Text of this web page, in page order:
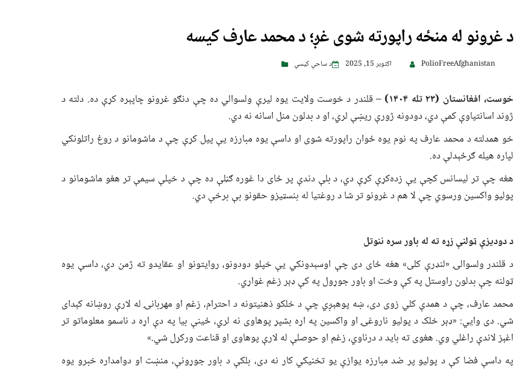
د غرونو له منځه راپورته شوی غږ؛ د محمد عارف کیسه
PolioFreeAfghanistan اکتوبر 15, 2025 د ساحې کیسې
خوست، افغانستان (۲۳تله ۱۴۰۴) – قلندر د خوست ولایت یوه لیرې ولسوالي ده چې دنګو غرونو چاپېره کړې ده. دلته د
ژوند اسانتیاوې کمې دي، دودونه ژورې ریښې لري، او د بدلون منل اسانه نه دي.
خو همدلته د محمد عارف په نوم یوه ځوان راپورته شوی او داسې یوه مبارزه یې پيل کړې چې د ماشومانو د روغ راتلونکي
لپاره هیله ګرځېدلې ده.
هغه چې تر لیسانس کچې یې زده‌کړې کړې دي، د بلې دندې پر ځای دا غوره ګڼلې ده چې د خپلې سیمې تر هغو ماشومانو د
پولیو واکسین ورسوي چې لا هم د غرونو تر شا د روغتیا له بنسټیزو حقونو بې برخې دي.
د دودیزې ټولنې زړه ته له باور سره ننوتل
د قلندر ولسوالۍ «لنډرې کلی» هغه ځای دی چې اوسېدونکي یې خپلو دودونو، روایتونو او عقایدو ته ژمن دي، داسې یوه
ټولنه چې بدلون راوستل په کې وخت او باور جوړول په کې ډېر زغم غواړي.
محمد عارف، چې د همدې کلي زوی دی، ښه پوهېږي چې د خلکو ذهنیتونه د احترام، زغم او مهربانۍ له لارې روښانه کېدای
شي. دی وایي: «ډېر خلک د پولیو ناروغۍ او واکسین په اړه بشپړ پوهاوی نه لري، ځینې بیا په دې اړه د ناسمو معلوماتو تر
اغېز لاندې راغلي وي. هغوی ته باید د درناوي، زغم او حوصلې له لارې پوهاوی او قناعت ورکړل شي.»
په داسې فضا کې د پولیو پر ضد مبارزه یوازې یو تخنیکي کار نه دی، بلکې د باور جوړونې، منښت او دوامداره خبرو یوه